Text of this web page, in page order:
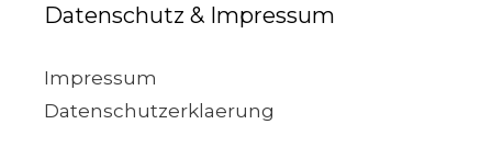
Datenschutz & Impressum
Impressum
Datenschutzerklaerung